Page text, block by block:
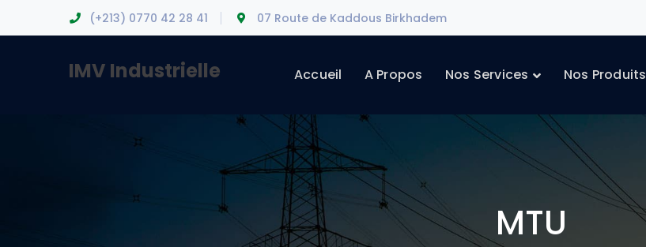
(+213) 0770 42 28 41 07 Route de Kaddous Birkhadem
IMV Industrielle Accueil A Propos Nos Services Nos Produits
MTU